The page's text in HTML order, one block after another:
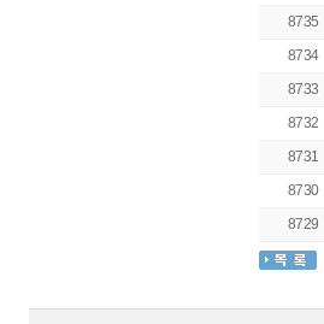
8735
8734
8733
8732
8731
8730
8729